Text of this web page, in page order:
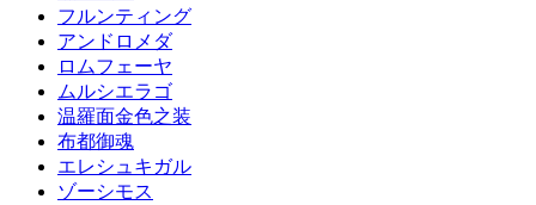
フルンティング
アンドロメダ
ロムフェーヤ
ムルシエラゴ
温羅面金色之装
布都御魂
エレシュキガル
ゾーシモス